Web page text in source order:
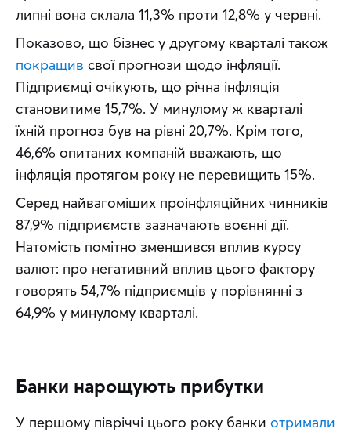
липні вона склала 11,3% проти 12,8% у червні.
покращив свої прогнози щодо інфляції.
Підприємці очікують, що річна інфляція
становитиме 15,7%. У минулому ж кварталі
їхній прогноз був на рівні 20,7%. Крім того,
46,6% опитаних компаній вважають, що
інфляція протягом року не перевищить 15%.
Серед найвагоміших проінфляційних чинників
87,9% підприємств зазначають воєнні дії.
Натомість помітно зменшився вплив курсу
валют: про негативний вплив цього фактору
говорять 54,7% підприємців у порівнянні з
64,9% у минулому кварталі.
Банки нарощують прибутки
У першому півріччі цього року банки отримали